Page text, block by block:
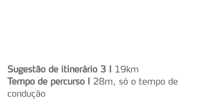
Sugestão de itinerário 3 I 19km
Tempo de percurso I 28m, só o tempo de
condução